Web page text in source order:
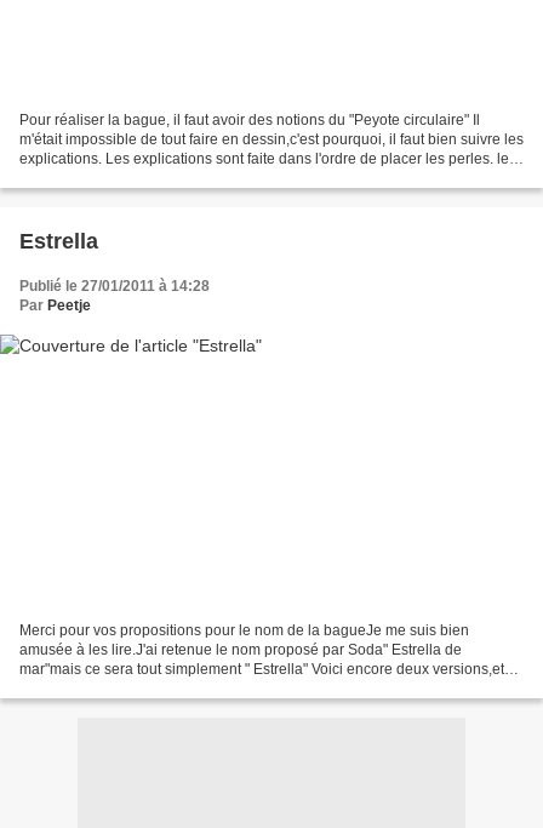
Pour réaliser la bague, il faut avoir des notions du "Peyote circulaire" Il
m'était impossible de tout faire en dessin,c'est pourquoi, il faut bien suivre les
explications. Les explications sont faite dans l'ordre de placer les perles. le
Estrella
Publié le 27/01/2011 à 14:28
Par Peetje
Merci pour vos propositions pour le nom de la bagueJe me suis bien
amusée à les lire.J'ai retenue le nom proposé par Soda" Estrella de
mar"mais ce sera tout simplement " Estrella" Voici encore deux versions,et